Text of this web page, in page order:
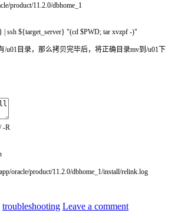
/product/11.2.0/dbhome_1
} | ssh ${target_server} "(cd $PWD; tar xvzpf -)"
/u01目录，那么拷贝完毕后，将正确目录mv到/u01下
/ -R
app/oracle/product/11.2.0/dbhome_1/install/relink log
troubleshooting Leave a comment